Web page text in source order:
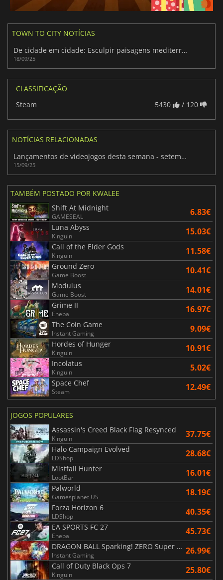
TOWN TO CITY NOTÍCIAS
De cidade em cidade: Esculpir paisagens mediterrânicas serenas
18/09/25
CLASSIFICAÇÃO
Steam
5430 / 120
NOTÍCIAS RELACIONADAS
Lançamentos de videojogos desta semana - setembro de 2025 (Semana 38)
15/09/25
TAMBÉM POSTADO POR KWALEE
Shift At Midnight
GAMESEAL 6.83€
Luna Abyss
Kinguin 15.03€
Call of the Elder Gods
Kinguin 11.58€
Ground Zero
Game Boost 10.41€
Modulus
Game Boost 14.01€
Grime II
Eneba 16.97€
The Coin Game
Instant Gaming 9.09€
Hordes of Hunger
Kinguin 10.91€
Incolatus
Kinguin 5.02€
Space Chef
Steam 12.49€
JOGOS POPULARES
Assassin's Creed Black Flag Resynced
Kinguin 37.75€
Halo Campaign Evolved
LDShop 28.68€
Mistfall Hunter
LootBar 16.01€
Palworld
Gamesplanet US 18.19€
Forza Horizon 6
LDShop 40.35€
EA SPORTS FC 27
Eneba 45.73€
DRAGON BALL Sparking! ZERO Super Limit Breaking NEO
Instant Gaming 26.99€
Call of Duty Black Ops 7
Kinguin 25.80€